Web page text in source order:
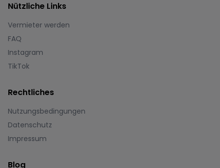
Nützliche Links
Vermieter werden
FAQ
Instagram
TikTok
Rechtliches
Nutzungsbedingungen
Datenschutz
Impressum
Blog